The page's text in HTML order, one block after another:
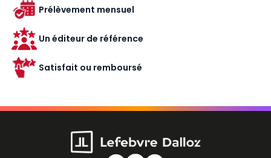
Prélèvement mensuel
Un éditeur de référence
Satisfait ou remboursé